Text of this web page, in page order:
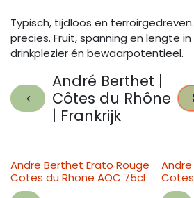
Typisch, tijdloos en terroirgedreven.
precies. Fruit, spanning en lengte
drinkplezier én bewaarpotentieel.
André Berthet |
Côtes du Rhône
| Frankrijk
Andre Berthet Erato Rouge
Cotes du Rhone AOC 75cl